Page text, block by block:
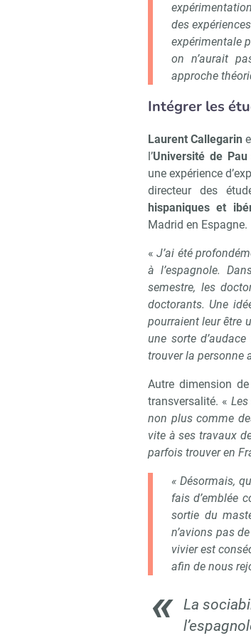
des
expérimentale
on n’aurait
approche
Intégrer les
Laurent Callegarin
l’Université de
une expérience
directeur des
hispaniques et
Madrid en Espagne.
«J’ai été
à l’espagnole.
semestre, les
doctorants. Une
pourraient leur être
une sorte
trouver la personne
Autre dimension
transversalité. «
non plus comme
vite à ses travaux
parfois trouver en
« Désormais,
fais d’emblée
sortie du
n’avions pas
vivier est
afin de nous
La